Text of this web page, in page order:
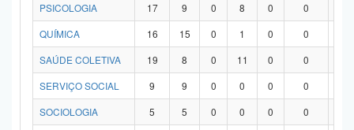
PSICOLOGIA 17 9 0 8 0 0
QUÍMICA
16 15 0 1 0 0
SAÚDE COLETIVA
19 8 0 11 0 0
SERVIÇO SOCIAL
9 9 0 0 0 0
SOCIOLOGIA
5 5 0 0 0 0